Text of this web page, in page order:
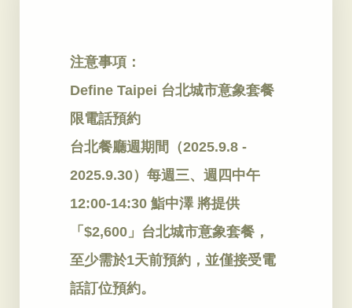
注意事項：
Define Taipei 台北城市意象套餐
限電話預約
台北餐廳週期間（2025.9.8 -
2025.9.30）每週三、週四中午
12:00-14:30 鮨中澤 將提供
「$2,600」台北城市意象套餐，
至少需於1天前預約，並僅接受電
話訂位預約。